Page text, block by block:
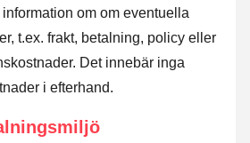
information om om eventuella
t.ex. frakt, betalning, policy eller
Det innebär inga
i efterhand.